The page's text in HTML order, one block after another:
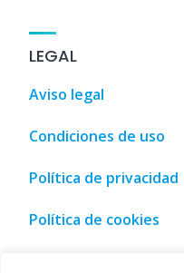
LEGAL
Aviso legal
Condiciones de uso
Política de privacidad
Política de cookies